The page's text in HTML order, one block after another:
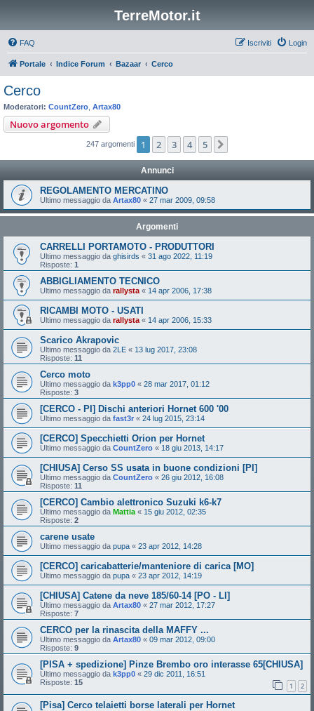
TerreMotor.it
FAQ Login
Iscriviti
Portale Indice Forum Bazaar Cerco
Cerco
Moderatori: CountZero Artax80
Nuovo argomento
247 argomenti 1 2 3 4 5
Annunci
REGOLAMENTO MERCATINO
Ultimo messaggio da Artax80 « 27 mar 2009, 09:58
Argomenti
CARRELLI PORTAMOTO - PRODUTTORI
Ultimo messaggio da ghisirds « 31 ago 2022, 11:19
Risposte: 1
ABBIGLIAMENTO TECNICO
Ultimo messaggio da rallysta « 14 apr 2006, 17:38
RICAMBI MOTO - USATI
Ultimo messaggio da rallysta « 14 apr 2006, 15:33
Scarico Akrapovic
Ultimo messaggio da 2LE « 13 lug 2017, 23:08
Risposte: 11
Cerco moto
Ultimo messaggio da k3pp0 « 28 mar 2017, 01:12
Risposte: 3
[CERCO - PI] Dischi anteriori Hornet 600 '00
Ultimo messaggio da fast3r « 24 lug 2015, 23:14
[CERCO] Specchietti Orion per Hornet
Ultimo messaggio da CountZero « 18 giu 2013, 14:17
[CHIUSA] Cerso SS usata in buone condizioni [PI]
Ultimo messaggio da CountZero « 26 giu 2012, 16:08
Risposte: 11
[CERCO] Cambio alettronico Suzuki k6-k7
Ultimo messaggio da Mattia « 15 giu 2012, 02:35
Risposte: 2
carene usate
Ultimo messaggio da pupa « 23 apr 2012, 14:28
[CERCO] caricabatterie/manteniore di carica [MO]
Ultimo messaggio da pupa « 23 apr 2012, 14:19
[CHIUSA] Catene da neve 185/60-14 [PO - LI]
Ultimo messaggio da Artax80 « 27 mar 2012, 17:27
Risposte: 7
CERCO per la rinascita della MAFFY ...
Ultimo messaggio da Artax80 « 09 mar 2012, 09:00
Risposte: 9
[PISA + spedizione] Pinze Brembo oro interasse 65[CHIUSA]
Ultimo messaggio da k3pp0 « 29 dic 2011, 16:51
Risposte: 15 1 2
[Pisa] Cerco telaietti borse laterali per Hornet